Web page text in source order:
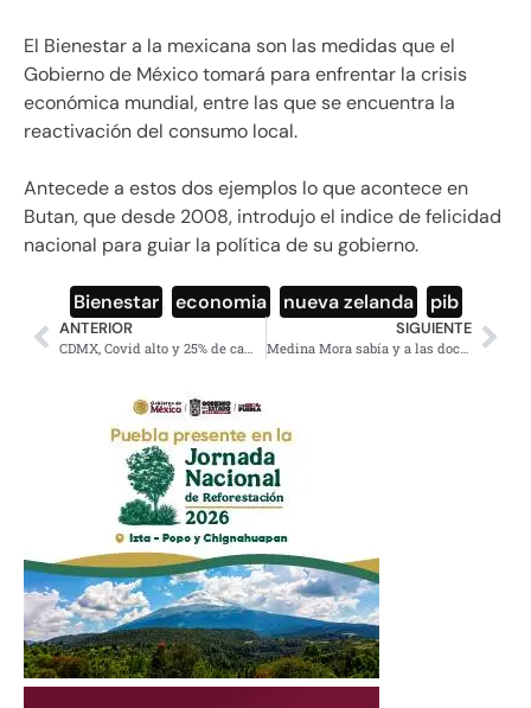
El Bienestar a la mexicana son las medidas que el
Gobierno de México tomará para enfrentar la crisis
económica mundial, entre las que se encuentra la
reactivación del consumo local.
Antecede a estos dos ejemplos lo que acontece en
Butan, que desde 2008, introdujo el indice de felicidad
nacional para guiar la política de su gobierno.
Bienestar economia nueva zelanda pib
ANTERIOR SIGUIENTE
Medina Mora sabía y a las doce Ebrard informa sobre Rápido y Furioso